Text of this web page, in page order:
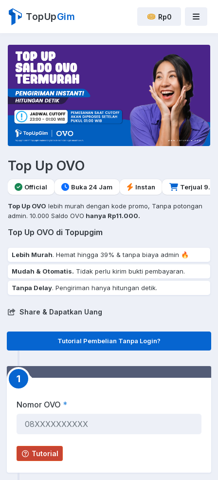
TopUpGim Rp0
Top Up OVO
Official Buka 24 Jam Instan Terjual 9.8
Top Up OVO lebih murah dengan kode promo, Tanpa potongan
admin. 10.000 Saldo OVO hanya Rp11.000.
Top Up OVO di Topupgim
Lebih Murah. Hemat hingga 39% & tanpa biaya admin 🔥
Mudah & Otomatis. Tidak perlu kirim bukti pembayaran.
Tanpa Delay. Pengiriman hanya hitungan detik.
Share & Dapatkan Uang
Tutorial Pembelian Tanpa Login?
1
Nomor OVO *
Tutorial